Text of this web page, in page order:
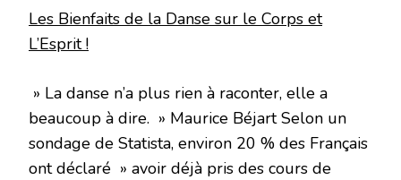
Les Bienfaits de la Danse sur le Corps et
L’Esprit !
» La danse n’a plus rien à raconter, elle a
beaucoup à dire. » Maurice Béjart Selon un
sondage de Statista, environ 20 % des Français
ont déclaré » avoir déjà pris des cours de